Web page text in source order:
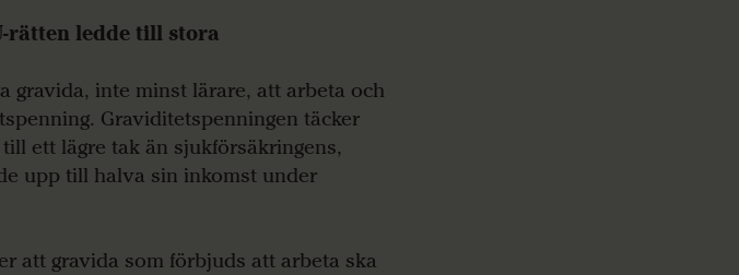
rätten ledde till stora
gravida, inte minst lärare, att arbeta och
Graviditetspenningen täcker
ett lägre tak än sjukförsäkringens,
upp till halva sin inkomst under
att gravida som förbjuds att arbeta ska